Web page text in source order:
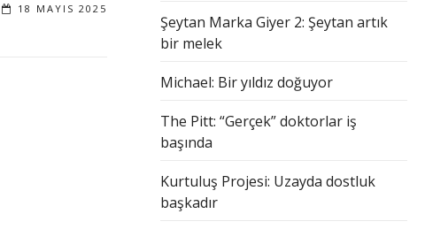
18 MAYIS 2025
Şeytan Marka Giyer 2: Şeytan artık
bir melek
Michael: Bir yıldız doğuyor
The Pitt: “Gerçek” doktorlar iş
başında
Kurtuluş Projesi: Uzayda dostluk
başkadır